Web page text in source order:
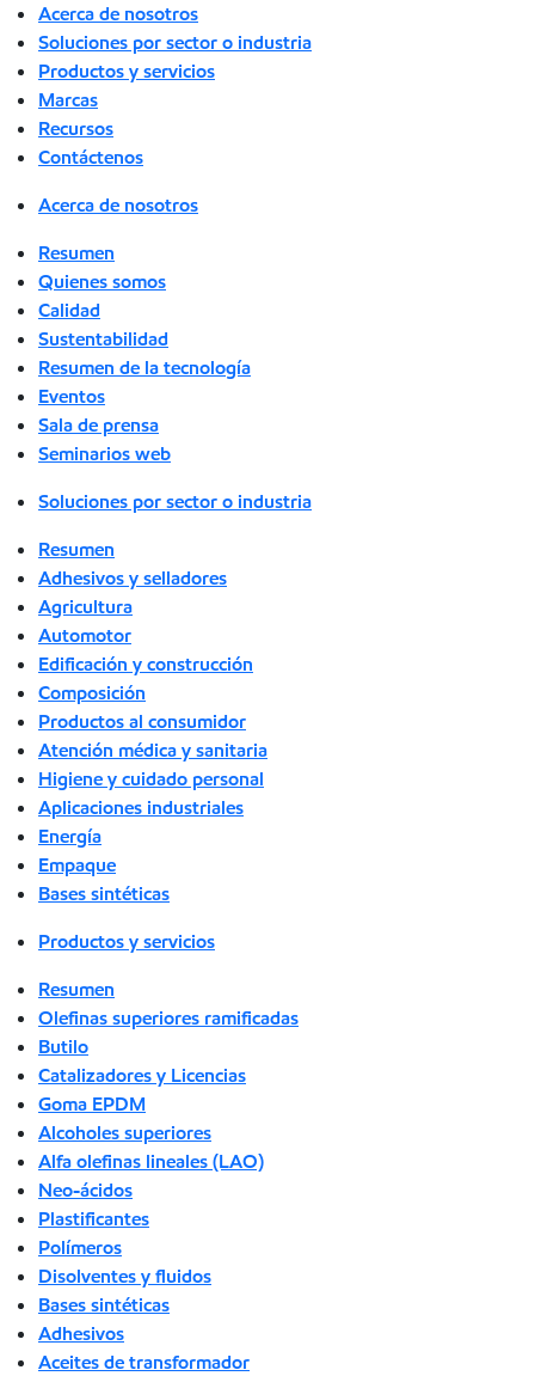
Acerca de nosotros
Soluciones por sector o industria
Productos y servicios
Marcas
Recursos
Contáctenos
Acerca de nosotros
Resumen
Quienes somos
Calidad
Sustentabilidad
Resumen de la tecnología
Eventos
Sala de prensa
Seminarios web
Soluciones por sector o industria
Resumen
Adhesivos y selladores
Agricultura
Automotor
Edificación y construcción
Composición
Productos al consumidor
Atención médica y sanitaria
Higiene y cuidado personal
Aplicaciones industriales
Energía
Empaque
Bases sintéticas
Productos y servicios
Resumen
Olefinas superiores ramificadas
Butilo
Catalizadores y Licencias
Goma EPDM
Alcoholes superiores
Alfa olefinas lineales (LAO)
Neo-ácidos
Plastificantes
Polímeros
Disolventes y fluidos
Bases sintéticas
Adhesivos
Aceites de transformador